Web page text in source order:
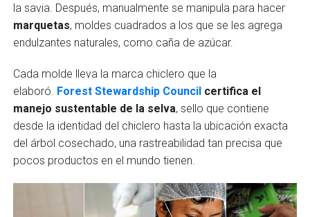
la savia. Después, manualmente se manipula para hacer
marquetas, moldes cuadrados a los que se les agrega
endulzantes naturales, como caña de azúcar.
Cada molde lleva la marca chiclero que la
elaboró. Forest Stewardship Council certifica el
manejo sustentable de la selva, sello que contiene
desde la identidad del chiclero hasta la ubicación exacta
del árbol cosechado, una rastreabilidad tan precisa que
pocos productos en el mundo tienen.